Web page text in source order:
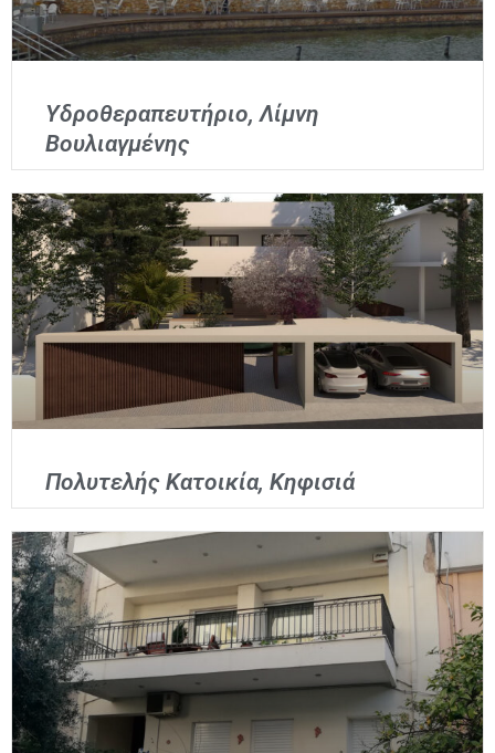
Υδροθεραπευτήριο, Λίμνη
Βουλιαγμένης
Πολυτελής Κατοικία, Κηφισιά